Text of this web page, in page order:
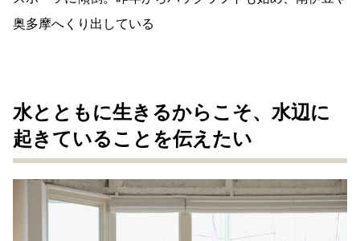
奥多摩へくり出している
水とともに生きるからこそ、水辺に
起きていることを伝えたい